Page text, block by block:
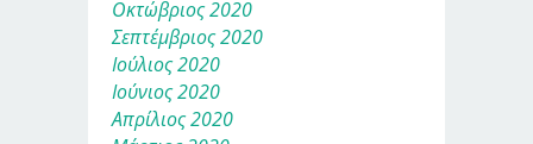
Οκτώβριος 2020
Σεπτέμβριος 2020
Ιούλιος 2020
Ιούνιος 2020
Απρίλιος 2020